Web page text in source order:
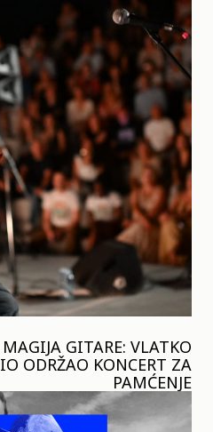
GITARE: VLATKO
ODRŽAO KONCERT ZA
PAMĆENJE